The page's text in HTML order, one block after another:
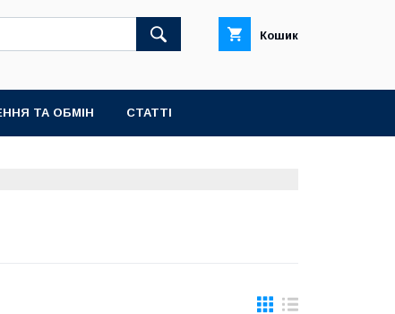
Кошик
ТА ОБМІН СТАТТІ